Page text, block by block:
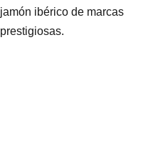
jamón ibérico de marcas
prestigiosas.